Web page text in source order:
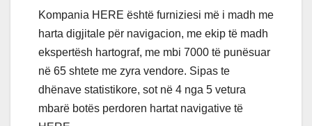
Kompania HERE është furniziesi më i madh me
harta digjitale për navigacion, me ekip të madh
ekspertësh hartograf, me mbi 7000 të punësuar
në 65 shtete me zyra vendore. Sipas te
dhënave statistikore, sot në 4 nga 5 vetura
mbarë botës perdoren hartat navigative të